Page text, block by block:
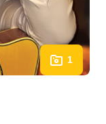
1